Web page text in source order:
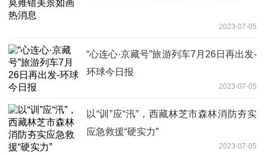
2023-07-05
“心连心·京藏号”旅游列车7月26日再出发-
环球今日报
2023-07-05
以“训”应“汛”，西藏林芝市森林消防夯实
应急救援“硬实力”
2023-07-05